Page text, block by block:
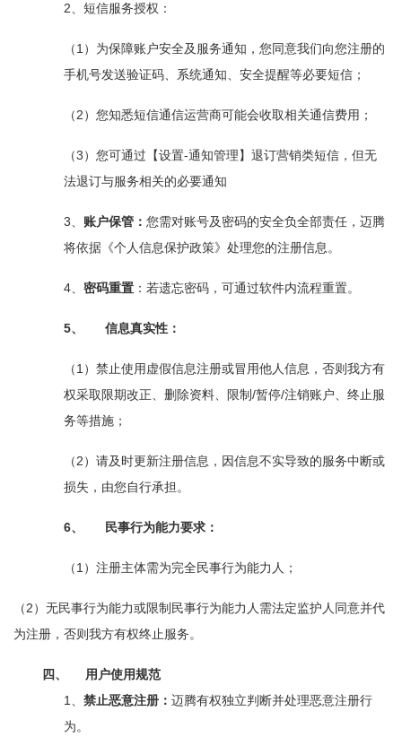
2、 短信服务授权：
（ 1 ）为保障账户安全及服务通知，您同意我们向您注册的
手机号发送验证码、系统通知、安全提醒等必要短信；
（ 2 ）您知悉短信通信运营商可能会收取相关通信费用；
（3 ）您可通过【设置-通知管理】退订营销类短信，但无
法退订与服务相关的必要通知
3、 账户保管： 您需对账号及密码的安全负全部责任，迈腾
将依据《个人信息保护政策》处理您的注册信息。
4、 密码重置 ：若遗忘密码，可通过软件内流程重置。
5、 信息真实性：
（ 1 ）禁止使用虚假信息注册或冒用他人信息，否则我方有
权采取限期改正、删除资料、限制 /暂停/注销账户、终止服
务等措施；
（ 2 ）请及时更新注册信息，因信息不实导致的服务中断或
损失，由您自行承担。
6、 民事行为能力要求：
（ 1 ）注册主体需为完全民事行为能力人；
（ 2 ）无民事行为能力或限制民事行为能力人需法定监护人同意并代
为注册，否则我方有权终止服务。
四、 用户使用规范
1、 禁止恶意注册： 迈腾有权独立判断并处理恶意注册行
为。